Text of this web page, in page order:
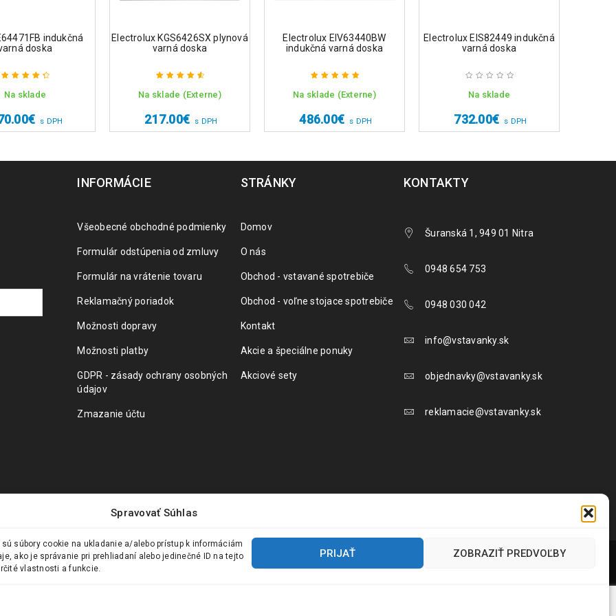
Spravovať Súhlas
súbory cookie na ukladanie a/alebo prístup k informáciám
ako je správanie pri prehliadaní alebo jedinečné ID na tejto
vlastnosti a funkcie.
PRIJAŤ ZOBRAZIŤ PREDVOĽBY
indukčná
doska
Hodnotenie
Na sklade
€ s DPH
Electrolux KGS6426SX plynová
varná doska
Hodnotenie
Na sklade (Externe)
217.00€ s DPH
Electrolux EIV63440BW
indukčná varná doska
Hodnotenie
Na sklade (Externe)
486.00€ s DPH
Electrolux EIS82449 indukčná
varná doska
Na sklade
732.00€ s DPH
INFORMÁCIE
Všeobecné obchodné podmienky
Formulár odstúpenia od zmluvy
Formulár na vrátenie tovaru
Reklamačný poriadok
Možnosti dopravy
Možnosti platby
GDPR - zásady ochrany osobných
údajov
Zmazanie účtu
STRÁNKY
Domov
O nás
Obchod - vstavané spotrebiče
Obchod - voľne stojace spotrebiče
Kontakt
Akcie a špeciálne ponuky
Akciové sety
KONTAKTY
Šuranská 1, 949 01 Nitra
0948 654 753
0948 030 042
info@vstavanky.sk
objednavky@vstavanky.sk
reklamacie@vstavanky.sk